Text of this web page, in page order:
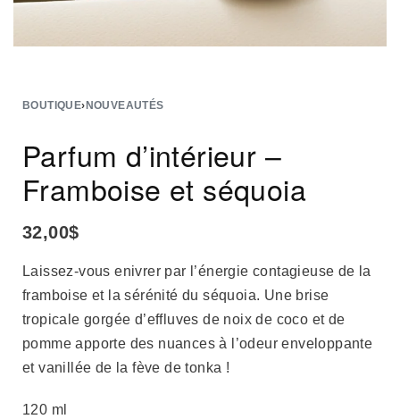
BOUTIQUE› NOUVEAUTÉS
Parfum d’intérieur –
Framboise et séquoia
32,00$
Laissez-vous enivrer par l’énergie contagieuse de la
framboise et la sérénité du séquoia. Une brise
tropicale gorgée d’effluves de noix de coco et de
pomme apporte des nuances à l’odeur enveloppante
et vanillée de la fève de tonka !
120 ml